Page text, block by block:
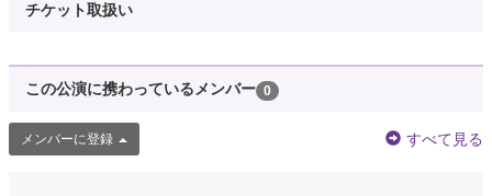
チケット取扱い
この公演に携わっているメンバー 0
メンバーに登録 すべて見る